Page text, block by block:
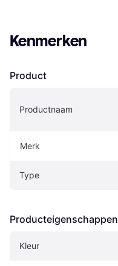
Kenmerken
Product
Productnaam
Merk
Type
Producteigenschappen
Kleur